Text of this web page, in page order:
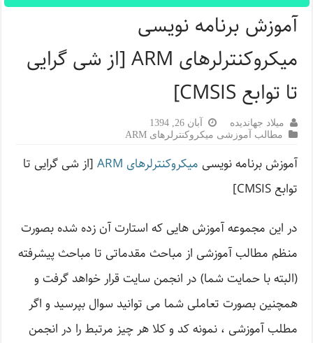
آموزش برنامه نویسی
میکروکنترلرهای ARM [از شی گرایی
تا توابع CMSIS]
میلاد جهاندیده
آبان 26, 1394
مطالب آموزشی میکروکنترلرهای ARM
آموزش برنامه نویسی میکروکنترلرهای ARM
[از شی گرایی تا
توابع CMSIS]
در این مجموعه آموزش هایی که استارت آن زده شده بصورت
منظم مطالب آموزشی از مباحث مقدماتی تا مباحث پیشرفته
(البته با حمایت شما) در انجمن سایت قرار خواهد گرفت و
همچنین بصورت تعاملی شما می توانید سوال بپرسید و اگر
مطلب آموزشی ، نمونه کد و کلا هر چیز مرتبط را در انجمن